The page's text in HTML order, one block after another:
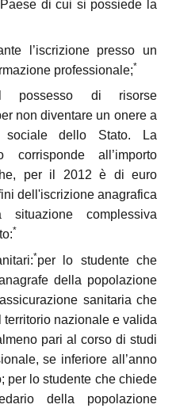
di cui si possiede la
l’iscrizione presso un
professionale;*
possesso di risorse
non diventare un onere a
sociale dello Stato. La
corrisponde all’importo
per il 2012 è di euro
dell'iscrizione anagrafica
complessiva
*
*per lo studente che
della popolazione
sanitaria che
nazionale e valida
pari al corso di studi
se inferiore all’anno
per lo studente che chiede
della popolazione